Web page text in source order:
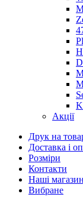
Акції
Друк на
Доставка і
Розміри
Контакти
Наші
Вибране